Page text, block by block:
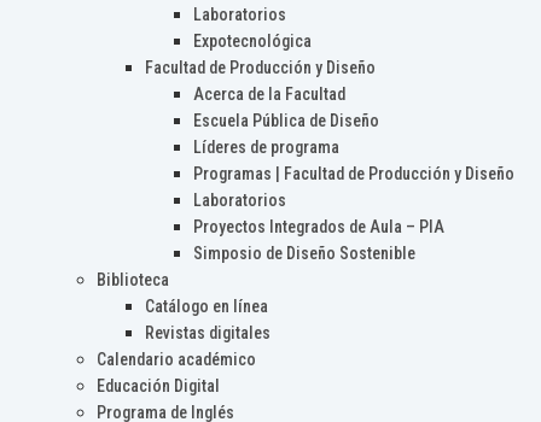
Laboratorios
Expotecnológica
Facultad de Producción y Diseño
Acerca de la Facultad
Escuela Pública de Diseño
Líderes de programa
Programas | Facultad de Producción y Diseño
Laboratorios
Proyectos Integrados de Aula – PIA
Simposio de Diseño Sostenible
Biblioteca
Catálogo en línea
Revistas digitales
Calendario académico
Educación Digital
Programa de Inglés